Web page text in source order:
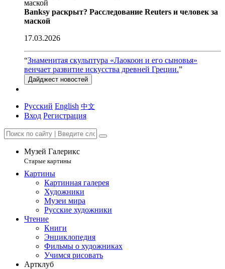
Banksy раскрыт? Расследование Reuters и человек за
маской
17.03.2026
“Знаменитая скульптура «Лаокоон и его сыновья»
венчает развитие искусства древней Греции.”
Дайджест новостей
Русский English 中文
Вход Регистрация
Музей Галерикс
Старые картины
Картины
Картинная галерея
Художники
Музеи мира
Русские художники
Чтение
Книги
Энциклопедия
Фильмы о художниках
Учимся рисовать
Артклуб